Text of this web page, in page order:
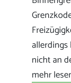
nicht an
mehr